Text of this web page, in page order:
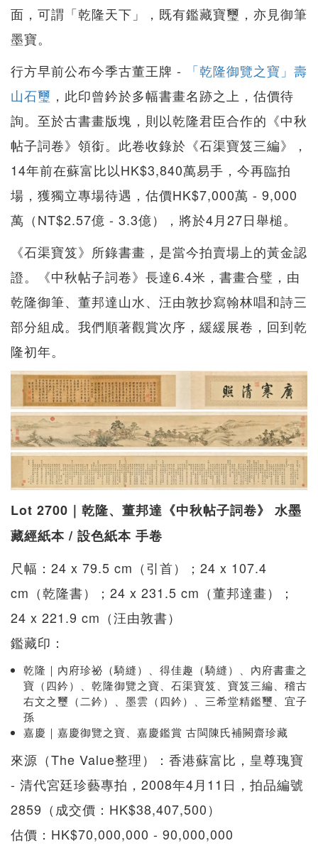
面，可謂「乾隆天下」，既有鑑藏寶璽，亦見御筆
墨寶。
行方早前公布今季古董王牌 -
「乾隆御覽之寶」壽
山石璽 ，此印曾鈐於多幅書畫名跡之上，估價待
詢。至於古書畫版塊，則以乾隆君臣合作的《中秋
帖子詞卷》領銜。此卷收錄於《石渠寶笈三編》，
14年前在蘇富比以HK$3,840萬易手，今再臨拍
場，獲獨立專場待遇，估價HK$7,000萬 - 9,000
萬（NT$2.57億 - 3.3億），將於4月27日舉槌。
《石渠寶笈》所錄書畫，是當今拍賣場上的黃金認
證。《中秋帖子詞卷》長達6.4米，書畫合璧，由
乾隆御筆、董邦達山水、汪由敦抄寫翰林唱和詩三
部分組成。我們順著觀賞次序，緩緩展卷，回到乾
隆初年。
Lot 2700｜乾隆、董邦達《中秋帖子詞卷》 水墨
藏經紙本 / 設色紙本 手卷
尺幅：24 x 79.5 cm（引首）；24 x 107.4
cm（乾隆書）；24 x 231.5 cm（董邦達畫）；
24 x 221.9 cm（汪由敦書）
鑑藏印：
乾隆｜內府珍祕（騎縫）、得佳趣（騎縫）、內府書畫之
寶（四鈐）、乾隆御覽之寶、石渠寶笈、寶笈三編、稽古
右文之璽（二鈐）、墨雲（四鈐）、三希堂精鑑璽、宜子
孫
嘉慶｜嘉慶御覽之寶、嘉慶鑑賞 古閩陳氏補闕齋珍藏
來源（The Value整理）：香港蘇富比，皇尊瑰寶
- 清代宮廷珍藝專拍，2008年4月11日，拍品編號
2859（成交價：HK$38,407,500）
估價：HK$70,000,000 - 90,000,000